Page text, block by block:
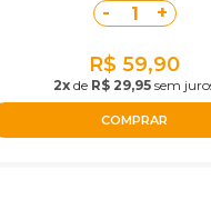
- 1 +
R$ 59,90
2x de R$ 29,95 sem
COMPRAR